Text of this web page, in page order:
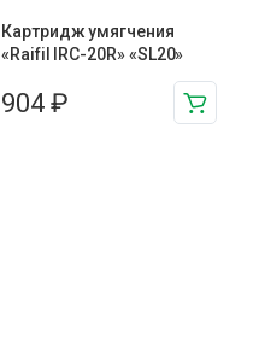
Картридж умягчения
«Raifil IRC-20R» «SL20»
904 ₽